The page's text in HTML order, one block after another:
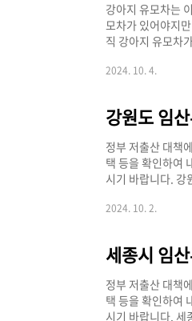
강아지 유모차는
모차가 있어야지
직 강아지 유모차
니다. 아래 강아지
하시기 바랍니다
~ 5.1kg15kg가격
2024. 10. 4.
강원도 임
정부 저출산 대책
택 등을 확인하여
시기 바랍니다. 강
니다. [강원도 지
산 항목을 체크
2024. 10. 2.
세종시 임
정부 저출산 대책
택 등을 확인하여
시기 바랍니다. 세